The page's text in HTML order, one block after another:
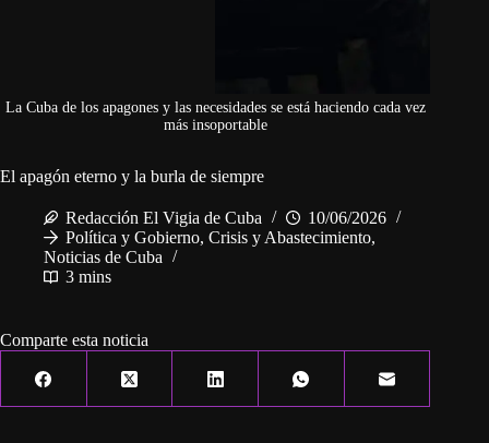
La Cuba de los apagones y las necesidades se está haciendo cada vez
más insoportable
El apagón eterno y la burla de siempre
Redacción El Vigia de Cuba
10/06/2026
Política y Gobierno, Crisis y Abastecimiento,
Noticias de Cuba
3 mins
Comparte esta noticia